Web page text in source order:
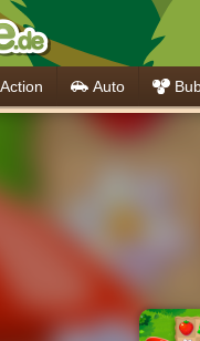
Action Auto